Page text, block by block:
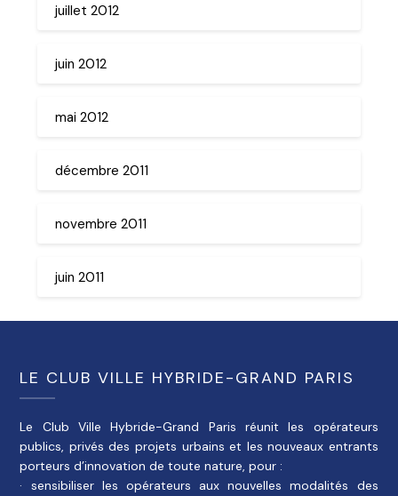
juillet 2012
juin 2012
mai 2012
décembre 2011
novembre 2011
juin 2011
LE CLUB VILLE HYBRIDE-GRAND PARIS
Le Club Ville Hybride-Grand Paris réunit les opérateurs
publics, privés des projets urbains et les nouveaux entrants
porteurs d’innovation de toute nature, pour :
· sensibiliser les opérateurs aux nouvelles modalités des